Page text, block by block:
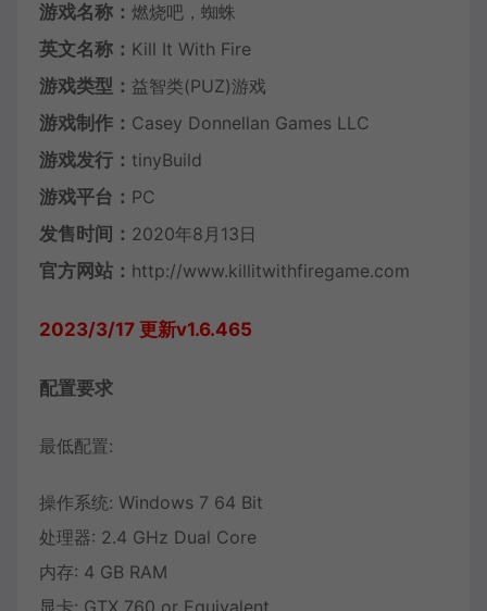
游戏名称： 燃烧吧，蜘蛛
英文名称： Kill It With Fire
游戏类型： 益智类(PUZ)游戏
游戏制作： Casey Donnellan Games LLC
游戏发行： tinyBuild
游戏平台： PC
发售时间： 2020年8月13日
官方网站： http://www.killitwithfiregame.com
2023/3/17 更新v1.6.465
配置要求
最低配置:
操作系统: Windows 7 64 Bit
处理器: 2.4 GHz Dual Core
内存: 4 GB RAM